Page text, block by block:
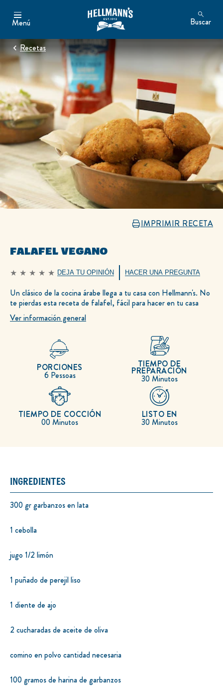
Menú Buscar
Recetas
IMPRIMIR RECETA
FALAFEL VEGANO
No
han
enviado
calificaciones
para
este
recipe
DEJA TU OPINIÓN HACER UNA PREGUNTA
Un clásico de la cocina árabe llega a tu casa con Hellmann's. No
te pierdas esta receta de falafel, fácil para hacer en tu casa
Ver información general
6 Pessoas
PORCIONES
30 Minutos
TIEMPO DE
PREPARACIÓN
00 Minutos
TIEMPO DE COCCIÓN
30 Minutos
LISTO EN
INGREDIENTES
300 gr garbanzos en lata
1 cebolla
jugo 1/2 limón
1 puñado de perejil liso
1 diente de ajo
2 cucharadas de aceite de oliva
comino en polvo cantidad necesaria
100 gramos de harina de garbanzos